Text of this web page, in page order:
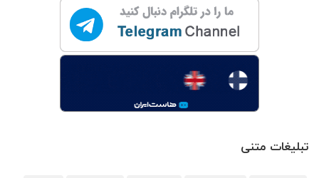
تبلیغات متنی